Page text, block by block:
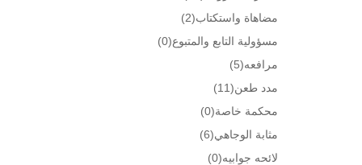
مضاهاة واستكتاب(2)
مسؤولية التابع والمتبوع(0)
مرافعه(5)
مدد طعن(11)
محكمة خاصة(0)
مثابة الوجاهي(6)
لائحه جوابيه(0)